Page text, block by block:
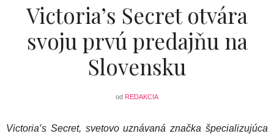
Victoria’s Secret otvára
svoju prvú predajňu na
Slovensku
od REDAKCIA
Victoria’s Secret, svetovo uznávaná značka špecializujúca